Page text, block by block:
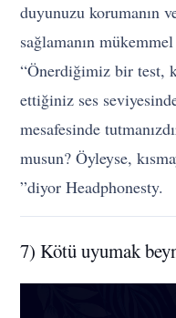
duyunuzu korumanın
sağlamanın
“Önerdiğimiz bir test,
ettiğiniz ses
mesafesinde
musun? Öyleyse,
”diyor Headphonesty.
7) Kötü uyumak